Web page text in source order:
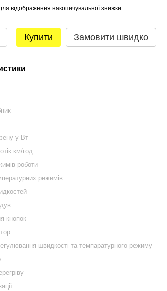
для відображення накопичувальної знижки
Купити Замовити швидко
у Вт
км/год
роботи
режимів
кнопок
швидкості та темпаратурного режиму